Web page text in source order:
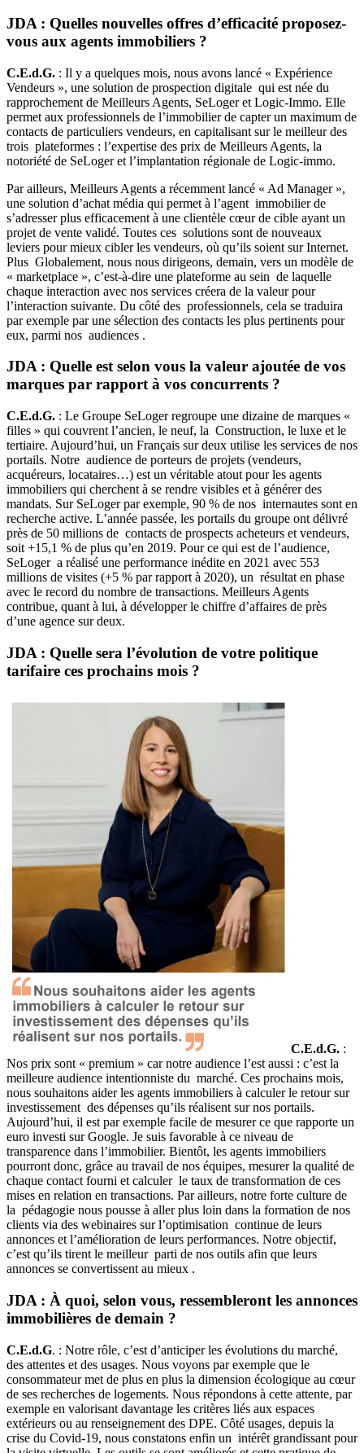
JDA : Quelles nouvelles offres d’efficacité proposez-
vous aux agents immobiliers ?
C.E.d.G. : Il y a quelques mois, nous avons lancé « Expérience
Vendeurs », une solution de prospection digitale qui est née du
rapprochement de Meilleurs Agents, SeLoger et Logic-Immo. Elle
permet aux professionnels de l’immobilier de capter un maximum de
contacts de particuliers vendeurs, en capitalisant sur le meilleur des
trois plateformes : l’expertise des prix de Meilleurs Agents, la
notoriété de SeLoger et l’implantation régionale de Logic-immo.
Par ailleurs, Meilleurs Agents a récemment lancé « Ad Manager »,
une solution d’achat média qui permet à l’agent immobilier de
s’adresser plus efficacement à une clientèle cœur de cible ayant un
projet de vente validé. Toutes ces solutions sont de nouveaux
leviers pour mieux cibler les vendeurs, où qu’ils soient sur Internet.
Plus Globalement, nous nous dirigeons, demain, vers un modèle de
« marketplace », c’est-à-dire une plateforme au sein de laquelle
chaque interaction avec nos services créera de la valeur pour
l’interaction suivante. Du côté des professionnels, cela se traduira
par exemple par une sélection des contacts les plus pertinents pour
eux, parmi nos audiences .
JDA : Quelle est selon vous la valeur ajoutée de vos
marques par rapport à vos concurrents ?
C.E.d.G. : Le Groupe SeLoger regroupe une dizaine de marques «
filles » qui couvrent l’ancien, le neuf, la Construction, le luxe et le
tertiaire. Aujourd’hui, un Français sur deux utilise les services de nos
portails. Notre audience de porteurs de projets (vendeurs,
acquéreurs, locataires…) est un véritable atout pour les agents
immobiliers qui cherchent à se rendre visibles et à générer des
mandats. Sur SeLoger par exemple, 90 % de nos internautes sont en
recherche active. L’année passée, les portails du groupe ont délivré
près de 50 millions de contacts de prospects acheteurs et vendeurs,
soit +15,1 % de plus qu’en 2019. Pour ce qui est de l’audience,
SeLoger a réalisé une performance inédite en 2021 avec 553
millions de visites (+5 % par rapport à 2020), un résultat en phase
avec le record du nombre de transactions. Meilleurs Agents
contribue, quant à lui, à développer le chiffre d’affaires de près
d’une agence sur deux.
JDA : Quelle sera l’évolution de votre politique
tarifaire ces prochains mois ?
C.E.d.G. :
Nos prix sont « premium » car notre audience l’est aussi : c’est la
meilleure audience intentionniste du marché. Ces prochains mois,
nous souhaitons aider les agents immobiliers à calculer le retour sur
investissement des dépenses qu’ils réalisent sur nos portails.
Aujourd’hui, il est par exemple facile de mesurer ce que rapporte un
euro investi sur Google. Je suis favorable à ce niveau de
transparence dans l’immobilier. Bientôt, les agents immobiliers
pourront donc, grâce au travail de nos équipes, mesurer la qualité de
chaque contact fourni et calculer le taux de transformation de ces
mises en relation en transactions. Par ailleurs, notre forte culture de
la pédagogie nous pousse à aller plus loin dans la formation de nos
clients via des webinaires sur l’optimisation continue de leurs
annonces et l’amélioration de leurs performances. Notre objectif,
c’est qu’ils tirent le meilleur parti de nos outils afin que leurs
annonces se convertissent au mieux .
JDA : À quoi, selon vous, ressembleront les annonces
immobilières de demain ?
C.E.d.G. : Notre rôle, c’est d’anticiper les évolutions du marché,
des attentes et des usages. Nous voyons par exemple que le
consommateur met de plus en plus la dimension écologique au cœur
de ses recherches de logements. Nous répondons à cette attente, par
exemple en valorisant davantage les critères liés aux espaces
extérieurs ou au renseignement des DPE. Côté usages, depuis la
crise du Covid-19, nous constatons enfin un intérêt grandissant pour